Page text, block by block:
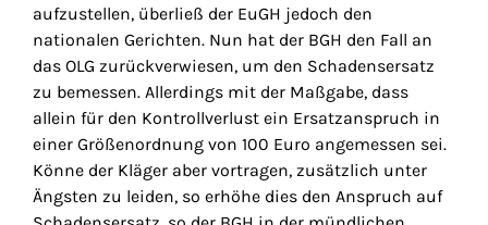
aufzustellen, überließ der EuGH jedoch den
nationalen Gerichten. Nun hat der BGH den Fall an
das OLG zurückverwiesen, um den Schadensersatz
zu bemessen. Allerdings mit der Maßgabe, dass
allein für den Kontrollverlust ein Ersatzanspruch in
einer Größenordnung von 100 Euro angemessen sei.
Könne der Kläger aber vortragen, zusätzlich unter
Ängsten zu leiden, so erhöhe dies den Anspruch auf